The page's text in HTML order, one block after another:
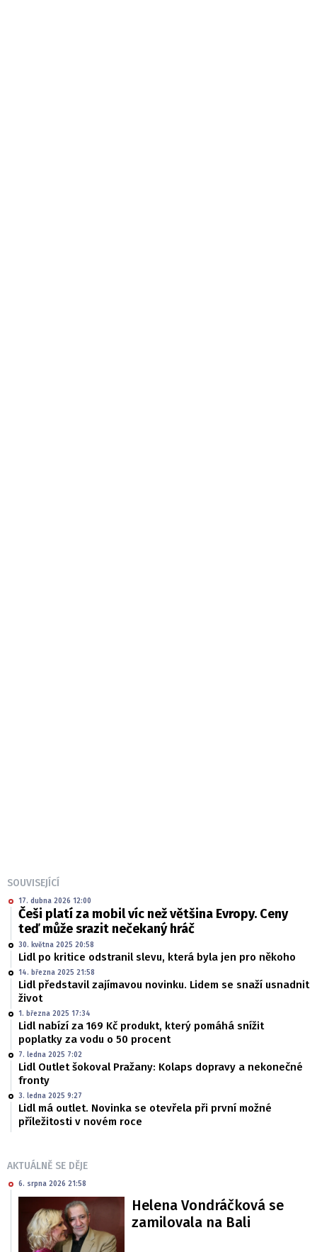
SOUVISEJÍCÍ
17. dubna 2026 12:00
Češi platí za mobil víc než většina Evropy. Ceny
teď může srazit nečekaný hráč
30. května 2025 20:58
Lidl po kritice odstranil slevu, která byla jen pro někoho
14. března 2025 21:58
Lidl představil zajímavou novinku. Lidem se snaží usnadnit
život
1. března 2025 17:34
Lidl nabízí za 169 Kč produkt, který pomáhá snížit
poplatky za vodu o 50 procent
7. ledna 2025 7:02
Lidl Outlet šokoval Pražany: Kolaps dopravy a nekonečné
fronty
3. ledna 2025 9:27
Lidl má outlet. Novinka se otevřela při první možné
příležitosti v novém roce
AKTUÁLNĚ SE DĚJE
6. srpna 2026 21:58
Helena Vondráčková se
zamilovala na Bali